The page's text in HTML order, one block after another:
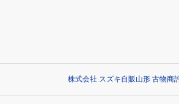
株式会社 スズキ自販山形 古物商